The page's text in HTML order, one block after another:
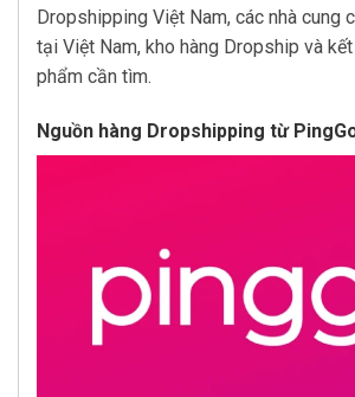
Dropshipping Việt Nam, các nhà cung
tại Việt Nam, kho hàng Dropship và
phẩm cần tìm.
Nguồn hàng Dropshipping từ